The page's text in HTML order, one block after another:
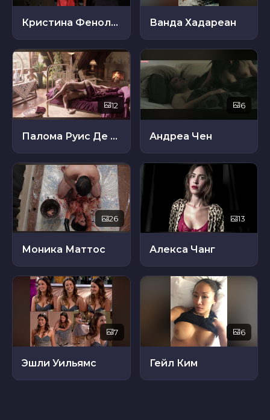
Кристина Феноллар Ванда Хадареан
12
Палома Руис Де Альда
6
Андреа Чен
26
Моника Маттос
13
Алекса Чанг
7
Эшли Уильямс
6
Гейл Ким